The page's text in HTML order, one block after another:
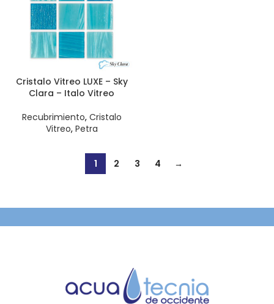
Cristalo Vitreo LUXE – Sky
Clara – Italo Vitreo
Recubrimiento, Cristalo
Vitreo, Petra
1 2 3 4 →